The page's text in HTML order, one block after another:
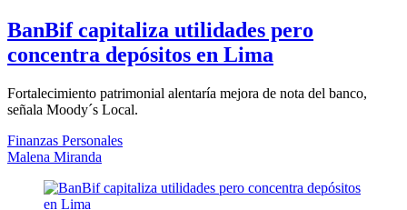
BanBif capitaliza utilidades pero
concentra depósitos en Lima
Fortalecimiento patrimonial alentaría mejora de nota del banco,
señala Moody´s Local.
Finanzas Personales
Malena Miranda